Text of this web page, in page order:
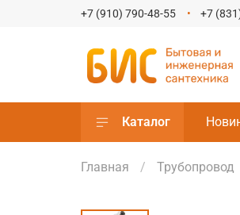
+7 (910) 790-48-55 +7
Каталог
Главная Трубопровод